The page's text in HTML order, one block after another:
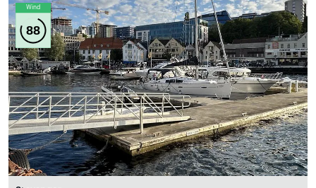
Wind
88